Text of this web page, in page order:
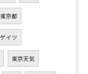
東京都
イツ
東京天気